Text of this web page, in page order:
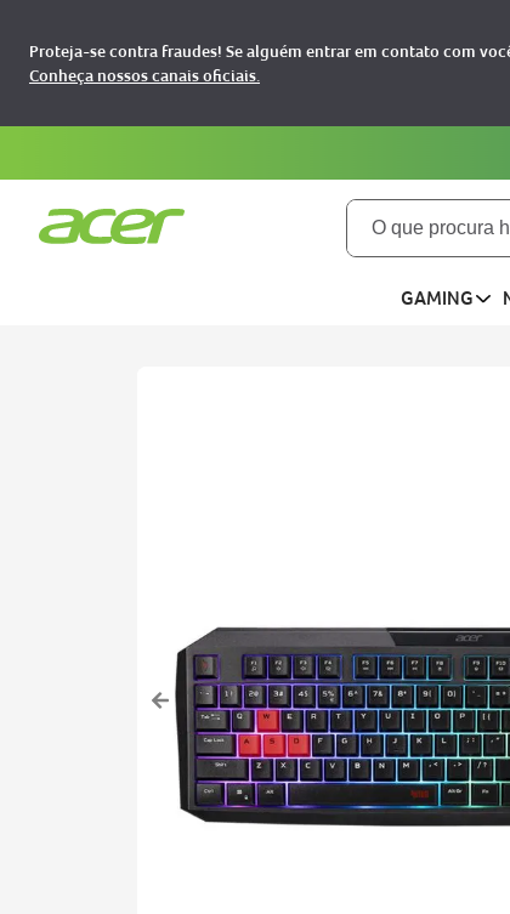
Proteja-se contra fraudes! Se alguém entrar em contato com
Conheça nossos canais oficiais.
O que procura hoje?
notebook
notebook acer
10 fonte
GAMING